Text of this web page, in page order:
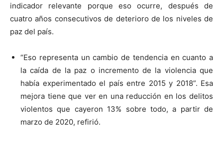
indicador relevante porque eso ocurre, después de
cuatro años consecutivos de deterioro de los niveles de
paz del país.
“Eso representa un cambio de tendencia en cuanto a
la caída de la paz o incremento de la violencia que
había experimentado el país entre 2015 y 2018”. Esa
mejora tiene que ver en una reducción en los delitos
violentos que cayeron 13% sobre todo, a partir de
marzo de 2020, refirió.